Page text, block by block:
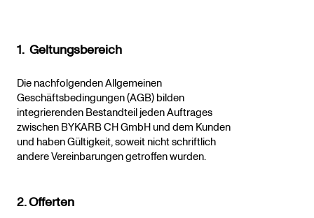
1. Geltungsbereich
Die nachfolgenden Allgemeinen
Geschäftsbedingungen (AGB) bilden
integrierenden Bestandteil jeden Auftrages
zwischen BYKARB CH GmbH und dem Kunden
und haben Gültigkeit, soweit nicht schriftlich
andere Vereinbarungen getroffen wurden.
2. Offerten